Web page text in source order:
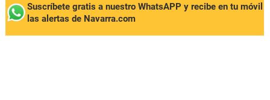
Suscríbete gratis a nuestro WhatsAPP y recibe en tu móvil
las alertas de Navarra.com